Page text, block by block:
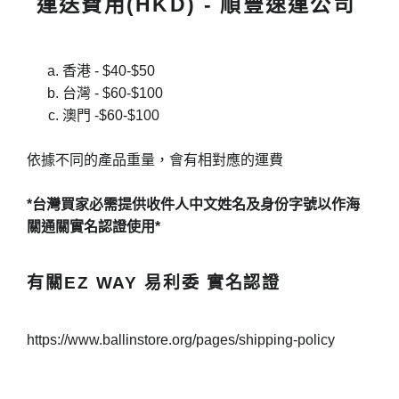
香港 - $40-$50
台灣 - $60-$100
澳門 -$60-$100
依據不同的產品重量，會有相對應的運費
*台灣買家必需提供收件人中文姓名及身份字號以作海
關通關實名認證使用*
有關EZ WAY 易利委 實名認證
https://www.ballinstore.org/pages/shipping-policy